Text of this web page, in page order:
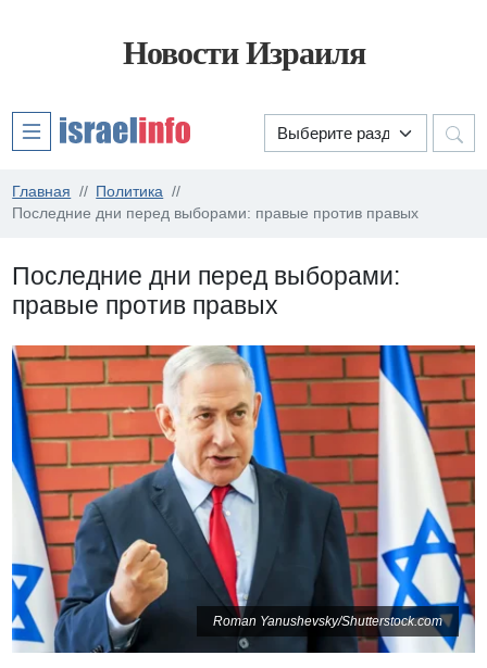
Новости Израиля
Главная
Политика
Последние дни перед выборами: правые против правых
Последние дни перед выборами:
правые против правых
Roman Yanushevsky/Shutterstock.com